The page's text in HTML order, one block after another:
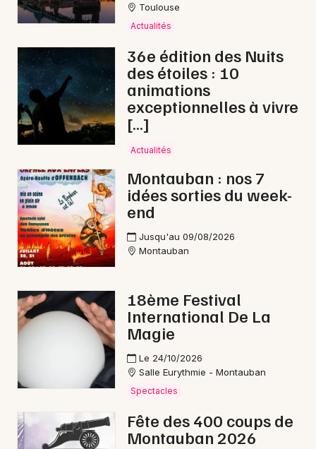
Sorties famille
Expos
Sorties & loisirs
Opéra dans le Tarn-et-Garonne
Opéra en Occitanie
Artistes en tournée
Actus à Montauban
Magazine à Montauban
Toulouse
Toulouse
Actualités
36e édition des Nuits
des étoiles : 10
animations
exceptionnelles à vivre
[…]
Actualités
Montauban : nos 7
idées sorties du week-
end
Jusqu'au 09/08/2026
Montauban
18ème Festival
International De La
Magie
Le 24/10/2026
Salle Eurythmie - Montauban
Spectacles
Fête des 400 coups de
Montauban 2026